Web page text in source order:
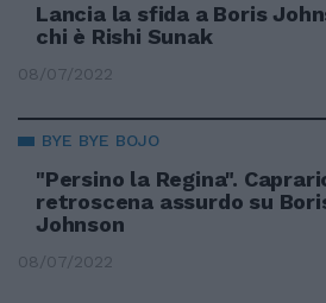
Lancia la sfida a Boris
chi è Rishi Sunak
08/07/2022
BYE BYE BOJO
"Persino la Regina".
retroscena assurdo su
Johnson
08/07/2022